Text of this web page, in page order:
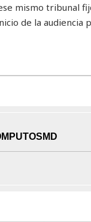
mismo tribunal
de la audiencia